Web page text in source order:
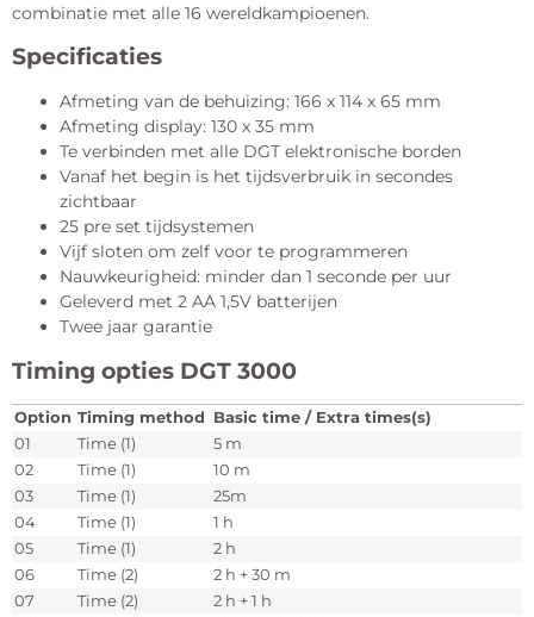
combinatie met alle 16 wereldkampioenen.
Specificaties
Afmeting van de behuizing: 166 x 114 x 65 mm
Afmeting display: 130 x 35 mm
Te verbinden met alle DGT elektronische borden
Vanaf het begin is het tijdsverbruik in secondes
zichtbaar
25 pre set tijdsystemen
Vijf sloten om zelf voor te programmeren
Nauwkeurigheid: minder dan 1 seconde per uur
Geleverd met 2 AA 1,5V batterijen
Twee jaar garantie
Timing opties DGT 3000
Option Timing method Basic time / Extra times(s)
01
Time (1)
5 m
02
Time (1)
10 m
03
Time (1)
25m
04
Time (1)
1 h
05
Time (1)
2 h
06
Time (2)
2 h + 30 m
07
Time (2)
2 h + 1 h